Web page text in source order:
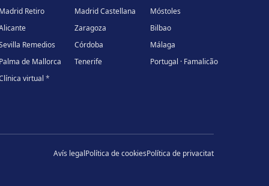
Madrid Retiro Madrid Castellana
Móstoles
Zaragoza
Bilbao
Remedios Córdoba
Málaga
Palma de Mallorca Tenerife
Portugal · Famalicão
virtual *
Avís legalPolítica de cookiesPolítica de privacitat